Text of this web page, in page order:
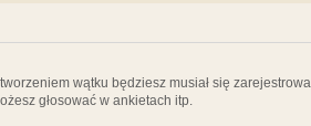
wątku będziesz musiał się
głosować w ankietach itp.